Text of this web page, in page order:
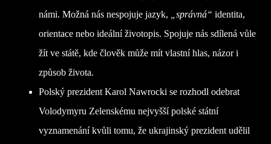
námi. Možná nás nespojuje jazyk,
„správná“ identita,
orientace nebo ideální životopis. Spojuje nás sdílená vůle
žít ve státě, kde člověk může mít vlastní hlas, názor i
způsob života.
Polský prezident Karol Nawrocki se rozhodl odebrat
Volodymyru Zelenskému nejvyšší polské státní
vyznamenání kvůli tomu, že ukrajinský prezident udělil